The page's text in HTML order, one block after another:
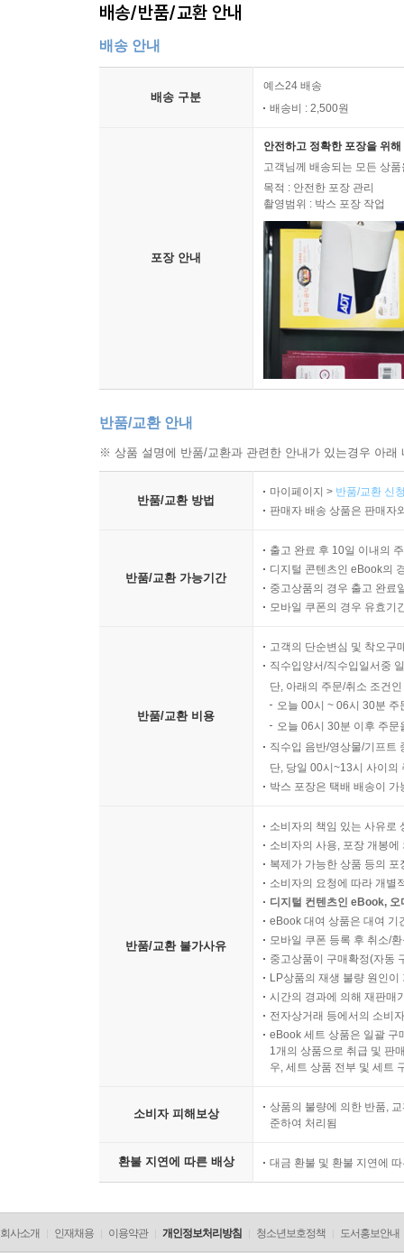
배송/반품/교환 안내
배송 안내
배송 구분
예스24 배송
배송비 : 2,500원
포장 안내
안전하고 정확한 포장을 위
고객님께 배송되는 모든 상
목적 : 안전한 포장 관리
촬영범위 : 박스 포장 작업
반품/교환 안내
※ 상품 설명에 반품/교환과 관련한 안내가 있는경우 아
반품/교환 방법
마이페이지 > 반품/교환 신
판매자 배송 상품은 판매자
반품/교환 가능기간
출고 완료 후 10일 이내의
디지털 콘텐츠인 eBook의
중고상품의 경우 출고 완료
모바일 쿠폰의 경우 유효기
반품/교환 비용
고객의 단순변심 및 착오구
직수입양서/직수입일서중
단, 아래의 주문/취소 조건
오늘 00시 ~ 06시 30분
오늘 06시 30분 이후 주
직수입 음반/영상물/기프트
단, 당일 00시~13시 사이의
박스 포장은 택배 배송이
반품/교환 불가사유
소비자의 책임 있는 사유로
소비자의 사용, 포장 개봉
복제가 가능한 상품 등의
소비자의 요청에 따라 개별
디지털 컨텐츠인 eBook,
eBook 대여 상품은 대여 기
모바일 쿠폰 등록 후 취소/
중고상품이 구매확정(자동
LP상품의 재생 불량 원인
시간의 경과에 의해 재판매
전자상거래 등에서의 소비
eBook 세트 상품은 일괄 구
1개의 상품으로 취급 및 판
우, 세트 상품 전부 및 세트
소비자 피해보상
상품의 불량에 의한 반품,
준하여 처리됨
환불 지연에 따른 배상 대금 환불 및 환불 지연에
회사소개 인재채용 이용약관 개인정보처리방침 청소년보호정책 도서홍보안내